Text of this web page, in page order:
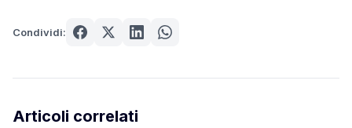
Condividi:
Articoli correlati